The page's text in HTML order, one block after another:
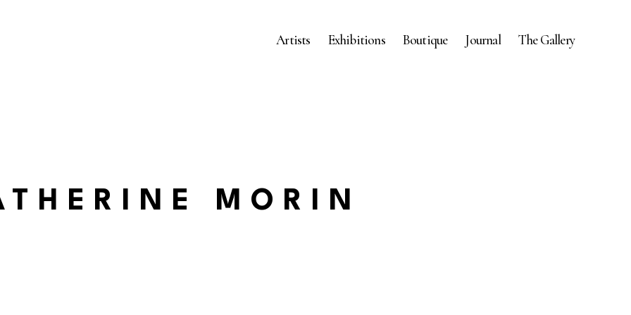
Artists Exhibitions Boutique Journal The Gallery
MORIN